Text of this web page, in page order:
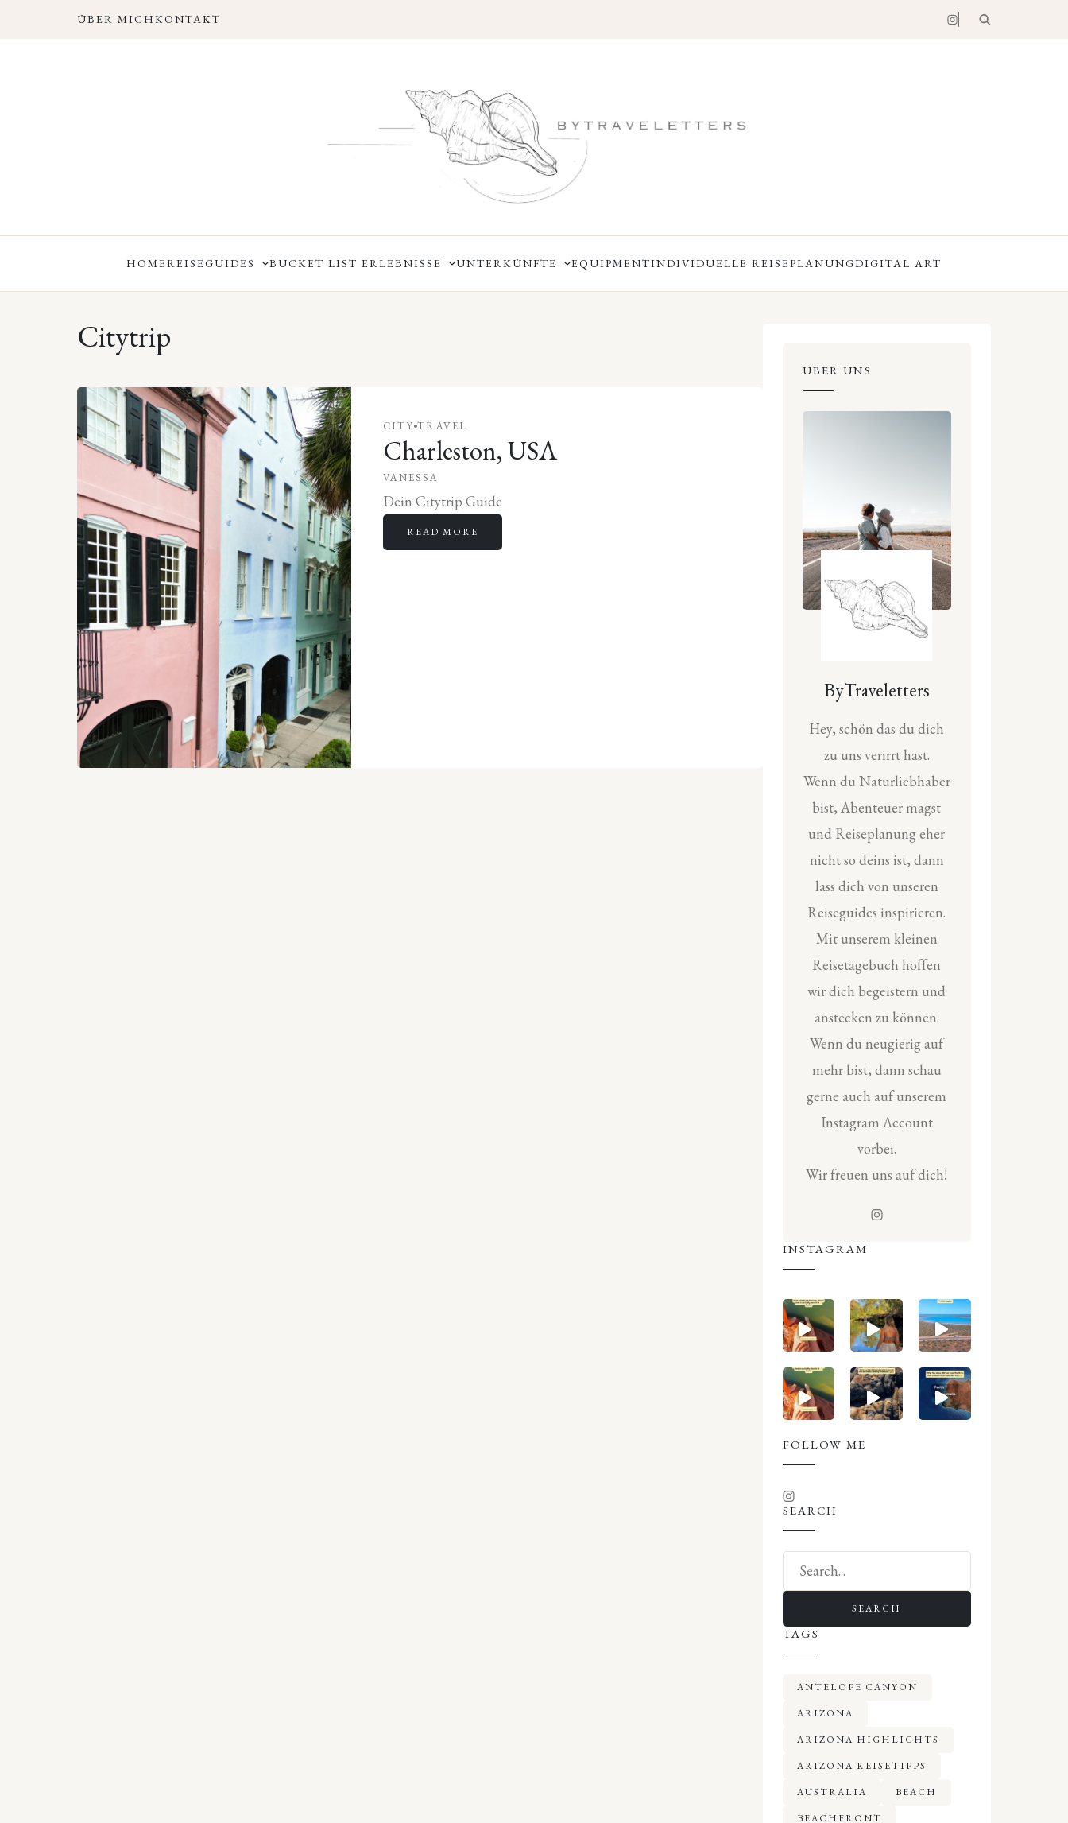
ÜBER MICHKONTAKT
HOMEREISEGUIDES BUCKET LIST ERLEBNISSE UNTERKÜNFTE EQUIPMENTINDIVIDUELLE REISEPLANUNGDIGITAL ART
Citytrip
CITY TRAVEL
Charleston, USA
VANESSA
Dein Citytrip Guide
READ MORE
ÜBER UNS
ByTraveletters
Hey, schön das du dich
zu uns verirrt hast.
Wenn du Naturliebhaber
bist, Abenteuer magst
und Reiseplanung eher
nicht so deins ist, dann
lass dich von unseren
Reiseguides inspirieren.
Mit unserem kleinen
Reisetagebuch hoffen
wir dich begeistern und
anstecken zu können.
Wenn du neugierig auf
mehr bist, dann schau
gerne auch auf unserem
Instagram Account
vorbei.
Wir freuen uns auf dich!
INSTAGRAM
FOLLOW ME
SEARCH
SEARCH
TAGS
ANTELOPE CANYON
ARIZONA
ARIZONA HIGHLIGHTS
ARIZONA REISETIPPS
AUSTRALIA BEACH
BEACHFRONT